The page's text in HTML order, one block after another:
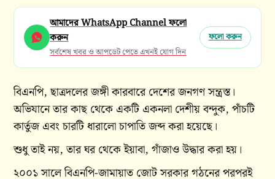
আমাদের WhatsApp Channel ফলো
করুন
সর্বশেষ খবর ও আপডেট পেতে এখনই যোগ দিন
ফলো করুন
বিএনপি, ছাত্রদলের জঙ্গী কারবারে দেশের জনগণ সন্ত্রস্ত।
অভিযানে তার কাছ থেকে একটি একনলা দেশীয় বন্দুক, পাঁচটি
কার্তুজ এবং চারটি ধারালো চাপাতি জব্দ করা হয়েছে।
শুধু তাই নয়, তার ঘর থেকে ইয়াবা, গাঁজাও উদ্ধার করা হয়।
২০০১ সালে বিএনপি-জামায়াত জোট সরকার গঠনের পরপরই